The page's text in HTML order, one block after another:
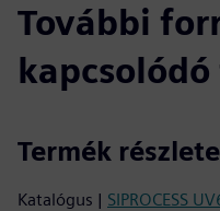
További
Termék
Katalógus | SIPROCESS